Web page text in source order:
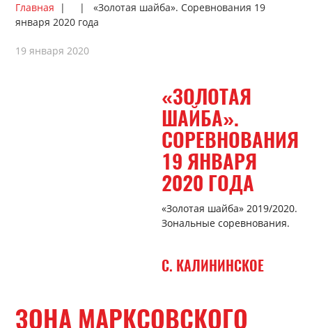
Главная
«Золотая шайба». Соревнования 19
января 2020 года
19 января 2020
«ЗОЛОТАЯ
ШАЙБА».
СОРЕВНОВАНИЯ
19 ЯНВАРЯ
2020 ГОДА
«Золотая шайба» 2019/2020.
Зональные соревнования.
С. КАЛИНИНСКОЕ
ЗОНА МАРКСОВСКОГО